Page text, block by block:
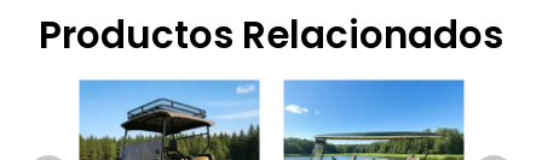
Productos Relacionados